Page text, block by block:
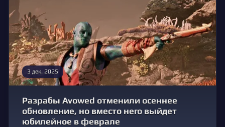
3 дек. 2025
Разрабы Avowed отменили осеннее
обновление, но вместо него выйдет
юбилейное в феврале